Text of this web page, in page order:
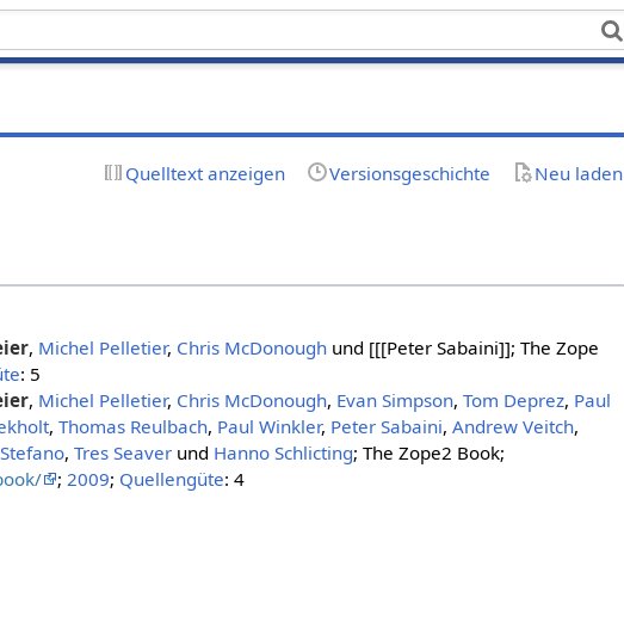
Quelltext anzeigen Versionsgeschichte Neu laden
, Michel Pelletier, Chris McDonoughund [[[Peter Sabaini]]; The Zope
: 5
, Michel Pelletier, Chris McDonough, Evan Simpson, Tom Deprez, Paul
, Thomas Reulbach, Paul Winkler, Peter Sabaini, Andrew Veitch,
, Tres Seaverund Hanno Schlicting; The Zope2 Book;
; 2009; Quellengüte: 4